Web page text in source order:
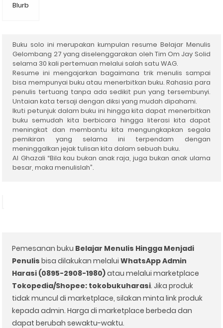
Blurb
Buku solo ini merupakan kumpulan resume Belajar Menulis
Gelombang 27 yang diselenggarakan oleh Tim Om Jay Solid
selama 30 kali pertemuan melalui salah satu WAG.
Resume ini mengajarkan bagaimana trik menulis sampai
bisa mempunyai buku atau menerbitkan buku. Rahasia para
penulis tertuang tanpa ada sedikit pun yang tersembunyi.
Untaian kata tersaji dengan diksi yang mudah dipahami.
Ikuti petunjuk dalam buku ini hingga kita dapat menerbitkan
buku semudah kita berbicara hingga literasi kita dapat
meningkat dan membantu kita mengungkapkan segala
pemikiran yang selama ini terpendam dengan
meninggalkan jejak tulisan kita dalam sebuah buku.
Al Ghazali “Bila kau bukan anak raja, juga bukan anak ulama
besar, maka menulislah”.
Pemesanan buku Belajar Menulis Hingga Menjadi
Penulis bisa dilakukan melaluiWhatsApp Admin
Harasi (0895-2908-1980)atau melalui marketplace
Tokopedia/Shopee: tokobukuharasi. Jika produk
tidak muncul di marketplace, silakan minta link produk
kepada admin. Harga di marketplace berbeda dan
dapat berubah sewaktu-waktu.